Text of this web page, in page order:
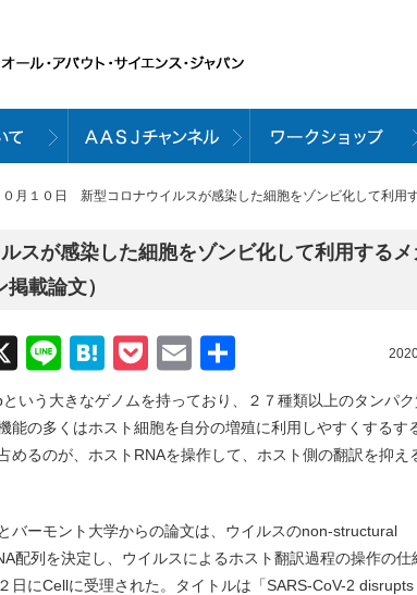
０月１０日 新型コロナウイルスが感染した細胞をゾンビ化して利用
スが感染した細胞をゾンビ化して利用するメ
載論文）
X LineHatena
Pocket
Email
有
いう大きなゲノムを持っており、２７種類以上のタンパ
能の多くはホスト細胞を自分の増殖に利用しやすくするす
めるのが、ホストRNAを操作して、ホスト側の翻訳を抑え
バーモント大学からの論文は、ウイルスのnon-structural
配列を決定し、ウイルスによるホスト翻訳過程の操作の仕
日にCellに受理された。タイトルは「SARS-CoV-2 disrupts